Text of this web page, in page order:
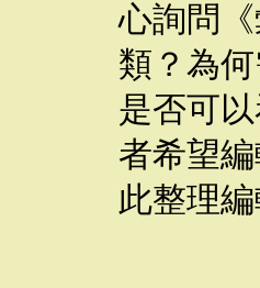
心詢問
類？為
是否可
者希望
此整理